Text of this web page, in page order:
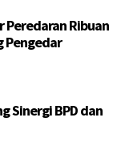
Peredaran Ribuan
Pengedar
Sinergi BPD dan